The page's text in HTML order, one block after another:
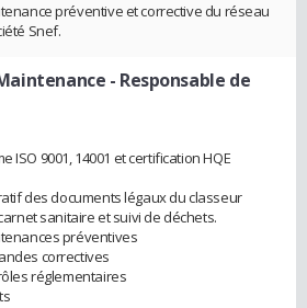
préventive et corrective du réseau
Snef.
- Responsable de
ISO 9001, 14001 et certification HQE
des documents légaux du classeur
sanitaire et suivi de déchets.
préventives
correctives
réglementaires